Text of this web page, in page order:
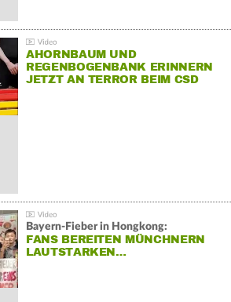
AHORNBAUM UND
REGENBOGENBANK ERINNERN
JETZT AN TERROR BEIM CSD
Bayern-Fieber in Hongkong:
FANS BEREITEN MÜNCHNERN
LAUTSTARKEN…